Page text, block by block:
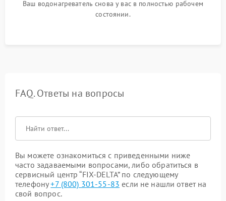
Ваш водонагреватель снова у вас в полностью рабочем
состоянии.
FAQ. Ответы на вопросы
Вы можете ознакомиться с приведенными ниже
часто задаваемыми вопросами, либо обратиться в
сервисный центр “FIX-DELTA” по следующему
телефону+7 (800) 301-55-83 если не нашли ответ на
свой вопрос.